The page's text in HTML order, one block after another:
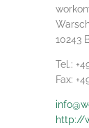
10243
Tel.:
Fax:
http://